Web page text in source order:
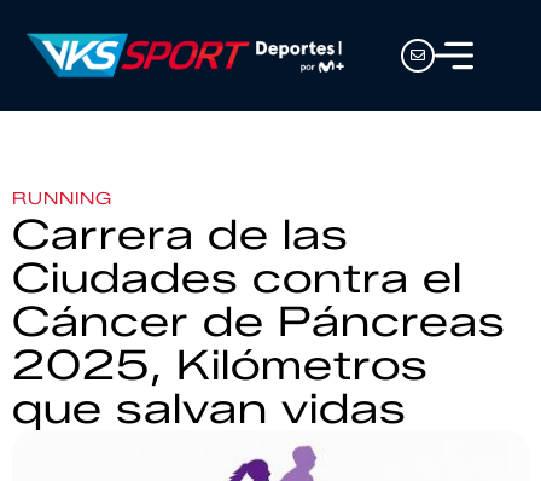
RUNNING
Carrera de las
Ciudades contra el
Cáncer de Páncreas
2025, Kilómetros
que salvan vidas